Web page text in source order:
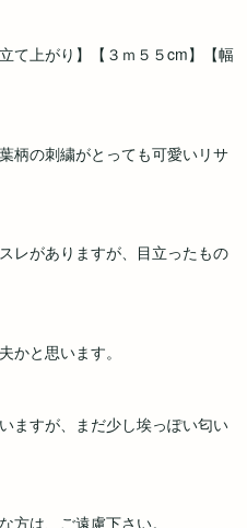
て上がり】【３ｍ５５cm】【幅
柄の刺繍がとっても可愛いリサ
レがありますが、目立ったもの
かと思います。
ますが、まだ少し埃っぽい匂い
方は、ご遠慮下さい。